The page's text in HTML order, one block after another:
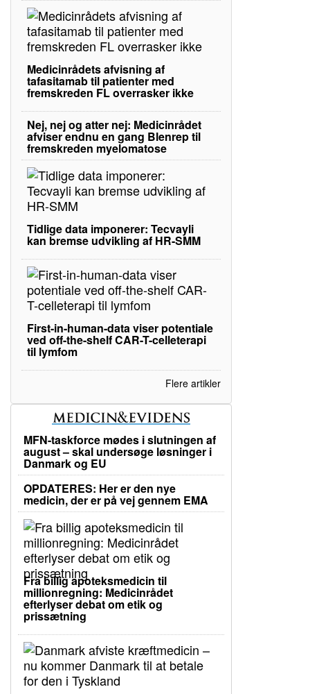
Medicinrådets afvisning af
tafasitamab til patienter med
fremskreden FL overrasker ikke
Nej, nej og atter nej: Medicinrådet
afviser endnu en gang Blenrep til
fremskreden myelomatose
Tidlige data imponerer: Tecvayli
kan bremse udvikling af HR-SMM
First-in-human-data viser potentiale
ved off-the-shelf CAR-T-celleterapi
til lymfom
Flere artikler
MFN-taskforce mødes i slutningen af
august – skal undersøge løsninger i
Danmark og EU
OPDATERES: Her er den nye
medicin, der er på vej gennem EMA
Fra billig apoteksmedicin til
millionregning: Medicinrådet
efterlyser debat om etik og
prissætning